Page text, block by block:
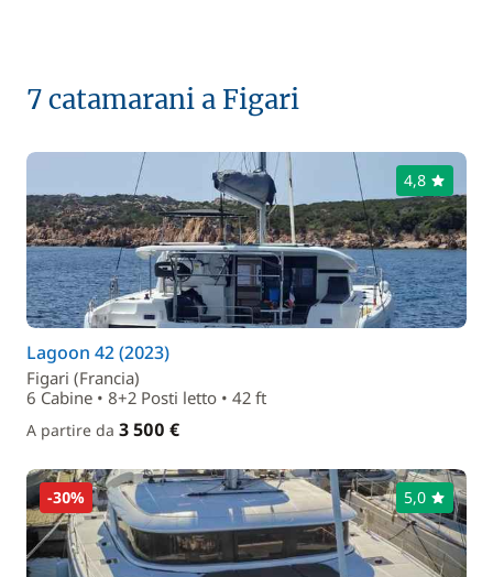
7 catamarani a Figari
4,8
Lagoon 42 (2023)
Figari (Francia)
6 Cabine • 8+2 Posti letto • 42 ft
A partire da 3 500 €
-30% 5,0